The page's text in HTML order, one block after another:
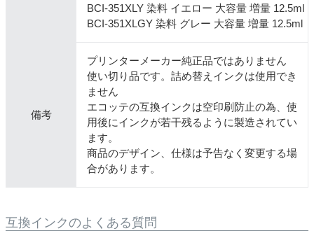
BCI-351XLY 染料 イエロー 大容量 増量 12.5ml
BCI-351XLGY 染料 グレー 大容量 増量 12.5ml
備考
プリンターメーカー純正品ではありません
使い切り品です。詰め替えインクは使用でき
ません
エコッテの互換インクは空印刷防止の為、使
用後にインクが若干残るように製造されてい
ます。
商品のデザイン、仕様は予告なく変更する場
合があります。
互換インクのよくある質問